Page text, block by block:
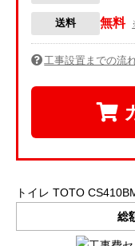
送料 無料
工事設置までの流
トイレ TOTO
総